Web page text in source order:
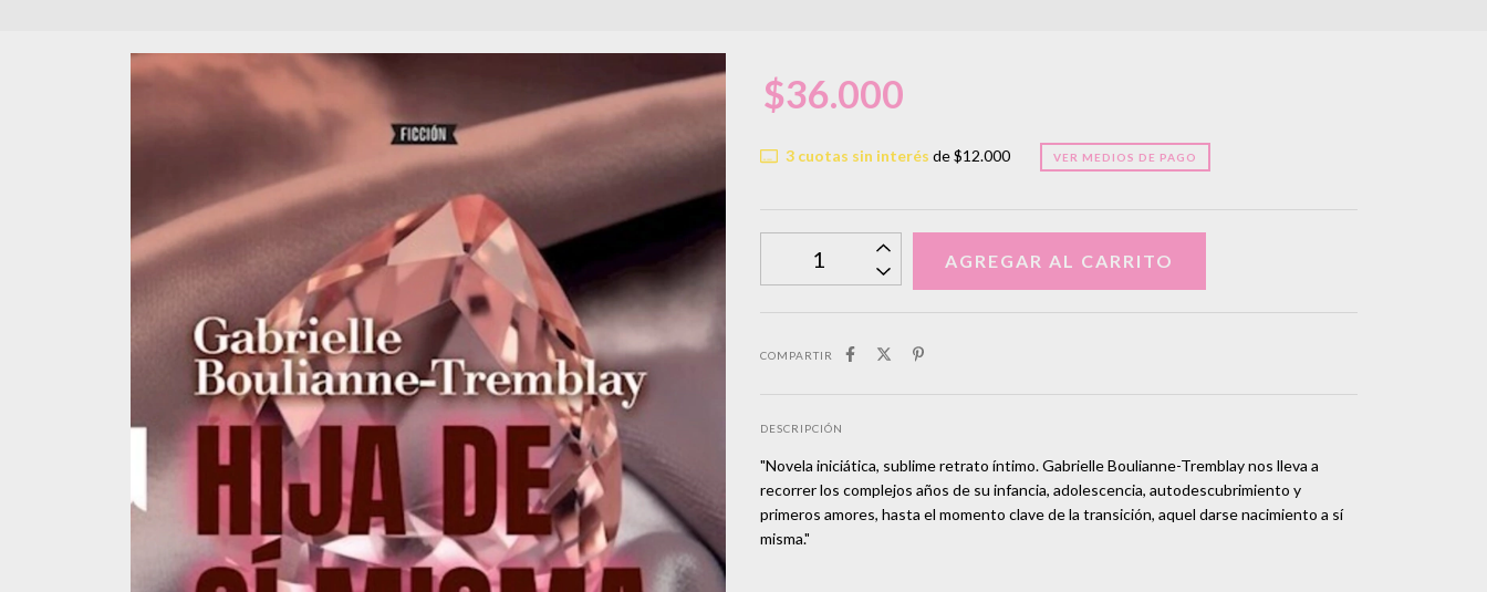
$36.000
3cuotas sin interés de$12.000 VER MEDIOS DE PAGO
COMPARTIR
DESCRIPCIÓN
"Novela iniciática, sublime retrato íntimo. Gabrielle Boulianne-Tremblay nos lleva a
recorrer los complejos años de su infancia, adolescencia, autodescubrimiento y
primeros amores, hasta el momento clave de la transición, aquel darse nacimiento a sí
misma."